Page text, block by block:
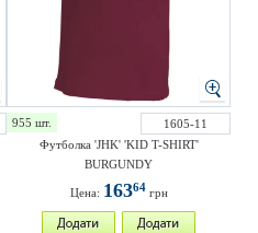
955 шт.
1605-11
Футболка 'JHK' 'KID T-SHIRT'
BURGUNDY
Цена: 16364грн